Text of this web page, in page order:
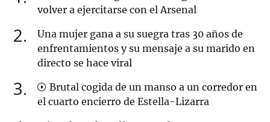
volver a ejercitarse con el Arsenal
2
Una mujer gana a su suegra tras 30 años de
enfrentamientos y su mensaje a su marido en
directo se hace viral
3
Brutal cogida de un manso a un corredor en
el cuarto encierro de Estella-Lizarra